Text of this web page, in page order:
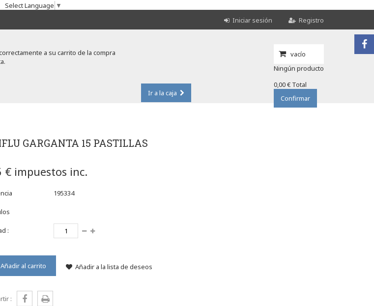
Select Language ▼
Iniciar sesión
Registro
vacío
Ningún producto
0,00 € Total
Confirmar
a su carrito de la compra
Ir a la caja
GARGANTA 15 PASTILLAS
€ impuestos inc.
195334
:
Añadir al carrito Añadir a la lista de deseos
: